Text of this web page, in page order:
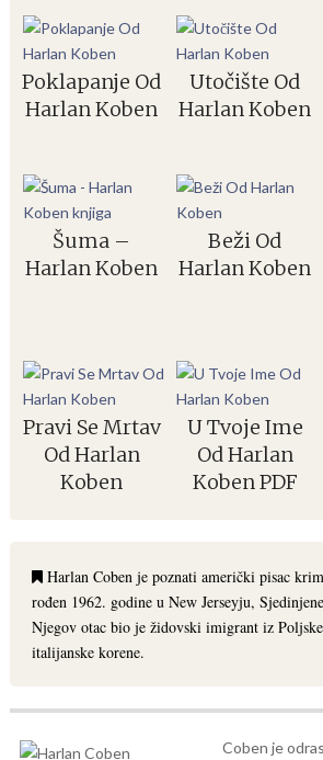
Poklapanje Od
Harlan Koben
Utočište Od
Harlan Koben
Šuma –
Harlan Koben
Beži Od
Harlan Koben
Pravi Se Mrtav
Od Harlan
Koben
U Tvoje Ime
Od Harlan
Koben PDF
Harlan Coben je poznati američki pisac
rođen 1962. godine u New Jerseyju,
Njegov otac bio je židovski imigrant iz
italijanske korene.
Coben je